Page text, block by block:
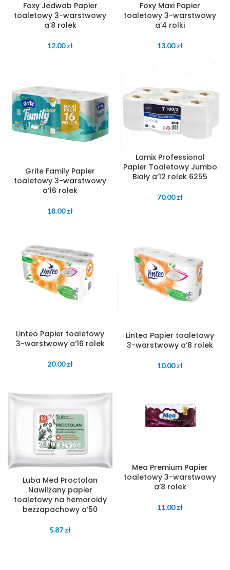
Foxy Jedwab Papier
toaletowy 3-warstwowy
a’8 rolek
12.00zł
Foxy Maxi Papier
toaletowy 3-warstwowy
a’4 rolki
13.00zł
Grite Family Papier
toaletowy 3-warstwowy
a’16 rolek
18.00zł
Lamix Professional
Papier Toaletowy Jumbo
Biały a’12 rolek 6255
70.00zł
Linteo Papier toaletowy
3-warstwowy a’16 rolek
20.00zł
Linteo Papier toaletowy
3-warstwowy a’8 rolek
10.00zł
Luba Med Proctolan
Nawilżany papier
toaletowy na hemoroidy
bezzapachowy a’50
5.87zł
Mea Premium Papier
toaletowy 3-warstwowy
a’8 rolek
11.00zł